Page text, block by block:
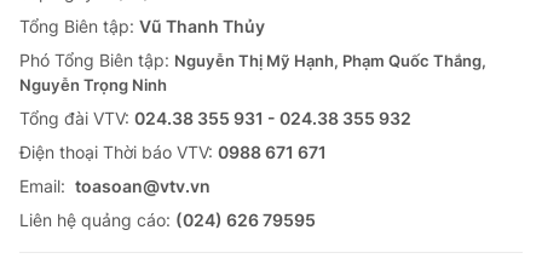
Tổng Biên tập: Vũ Thanh Thủy
Phó Tổng Biên tập: Nguyễn Thị Mỹ Hạnh, Phạm Quốc Thắng,
Nguyễn Trọng Ninh
Tổng đài VTV: 024.38 355 931 - 024.38 355 932
Ðiện thoại Thời báo VTV: 0988 671 671
Email: toasoan@vtv.vn
Liên hệ quảng cáo: (024) 626 79595